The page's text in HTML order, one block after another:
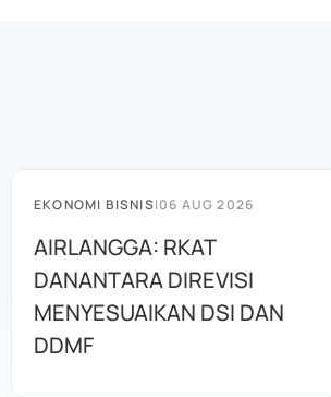
EKONOMI BISNIS|06 AUG 2026
AIRLANGGA: RKAT
DANANTARA DIREVISI
MENYESUAIKAN DSI DAN
DDMF